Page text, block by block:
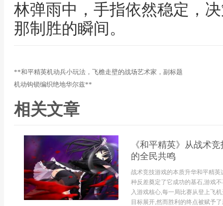
林弹雨中，手指依然稳定，
那制胜的瞬间。
**和平精英机动兵小玩法，飞檐走壁的战场艺术家，副标题
机动钩锁编织绝地华尔兹**
相关文章
《和平精英》从战术
的全民共鸣
战术竞技游戏的本质升华和平精
种反差奠定了它成功的基石,游戏
入游戏核心,每一局比赛从登上飞
目标展开,然而胜利的终点被赋予